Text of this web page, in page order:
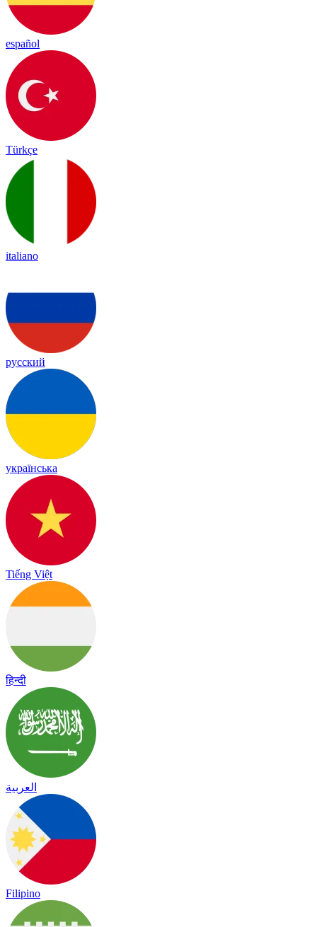
español
Türkçe
italiano
русский
українська
Tiếng Việt
हिन्दी
العربية
Filipino